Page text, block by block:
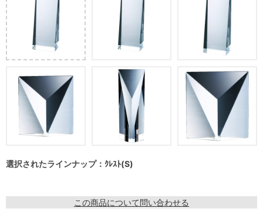
選択されたラインナップ：ｸﾚｽﾄ(S)
この商品について問い合わせる